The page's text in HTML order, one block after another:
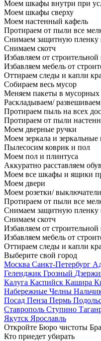
Моем шкафы внутри при
Моем шкафы сверху
Моем настенный кафель
Протираем от пыли все
Снимаем защитную пленку
Снимаем скотч
Избавляем от
Избавляем мебель от
Оттираем следы и капли
Собираем весь мусор
Меняем пакеты в мусорных
Раскладываем/
Протираем пыль на всех
Протираем от пыли
Моем дверные ручки
Моем зеркала и зеркальные
Пылесосим коврик и пол
Моем пол и плинтуса
Аккуратно расставляем
Моем все шкафы и ящики
Моем двери
Моем розетки/ выключатели
Протираем от пыли все
Снимаем защитную пленку
Снимаем скотч
Избавляем от
Избавляем мебель от
Оттираем следы и капли
Выберите свой город
Москва Санкт-Петербург
Геленджик Грозный
Калуга Каспийск Кашира
Набережные Челны
Посад Пенза Пермь
Ставрополь Ступино
Якутск Ярославль
Откройте Бюро чистоты
Кто приедет убирать